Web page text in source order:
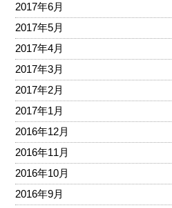
2017年6月
2017年5月
2017年4月
2017年3月
2017年2月
2017年1月
2016年12月
2016年11月
2016年10月
2016年9月